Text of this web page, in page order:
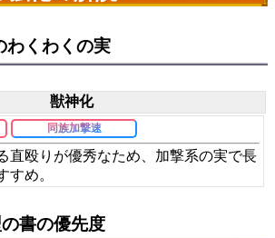
わくわくの実
獣神化
同族加撃速
直殴りが優秀なため、加撃系の実で長
すめ。
書の優先度